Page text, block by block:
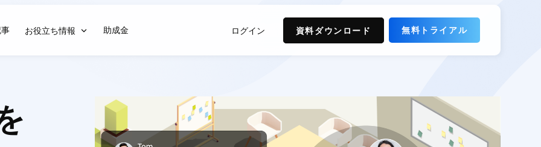
お役立ち情報 助成金 ログイン 資料ダウンロード 無料トライアル